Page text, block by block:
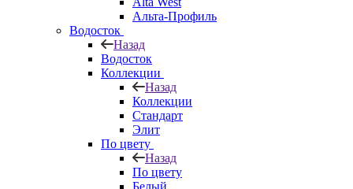
Альта-Профиль
Водосток
Назад
Водосток
Коллекции
Назад
Коллекции
Стандарт
Элит
По цвету
Назад
По цвету
Белый